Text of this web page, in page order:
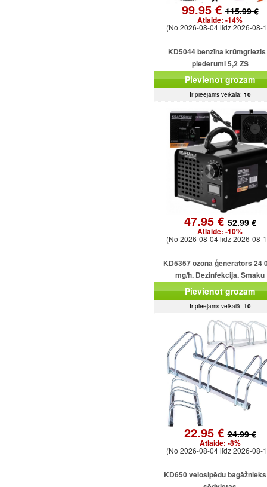
99.95 €115.99 €
Atlaide: -14%
(No 2026-08-04 līdz 2026-08-
KD5044 benzīna krūmgriezis
piederumi 5,2 ZS
Pievienot grozam
Ir pieejams veikalā: 10
47.95 €52.99 €
Atlaide: -10%
(No 2026-08-04 līdz 2026-08-
KD5357 ozona ģenerators 24
mg/h. Dezinfekcija. Smaku
likvidēšana. Ozonizators
birojam.
Pievienot grozam
Ir pieejams veikalā: 10
22.95 €24.99 €
Atlaide: -8%
(No 2026-08-04 līdz 2026-08-
KD650 velosipēdu